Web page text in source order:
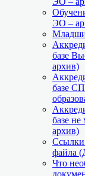
ЭО –
базе
архив)
базе
базе
архив)
Ссылки
файла
Что